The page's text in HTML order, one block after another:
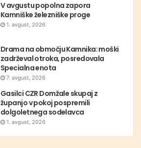
V avgustu popolna zapora
Kamniške železniške proge
1. avgust, 2026
Drama na območju Kamnika: moški
zadrževal otroka, posredovala
Specialna enota
7. avgust, 2026
Gasilci CZR Domžale skupaj z
županjo v pokoj pospremili
dolgoletnega sodelavca
1. avgust, 2026